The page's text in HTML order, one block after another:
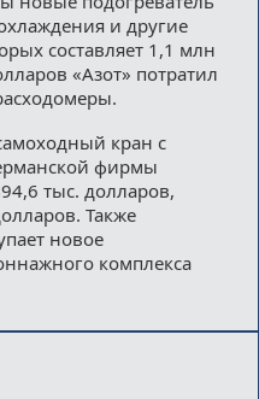
и другие
составляет 1,1 млн
«Азот» потратил
кран с
фирмы
тыс. долларов,
Также
новое
комплекса